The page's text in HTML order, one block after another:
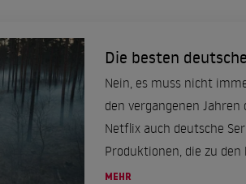
Die besten
Nein, es muss nicht
den vergangenen
Netflix auch deutsche
Produktionen, die zu den
MEHR